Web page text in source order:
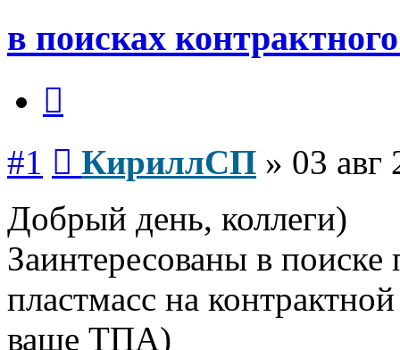
в поисках
#1 КириллСП » 03 авг
Добрый день, коллеги)
Заинтересованы в поиске
пластмасс на
ваше ТПА)